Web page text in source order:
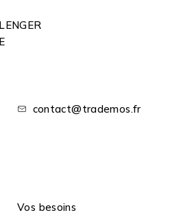
contact@trademos.fr
Vos besoins